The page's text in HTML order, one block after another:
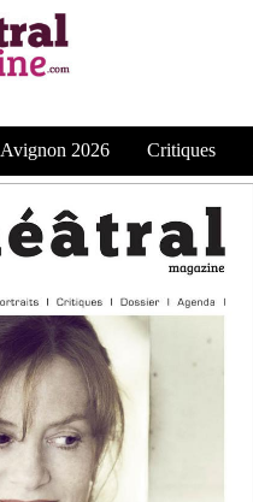
Avignon 2026 Critiques